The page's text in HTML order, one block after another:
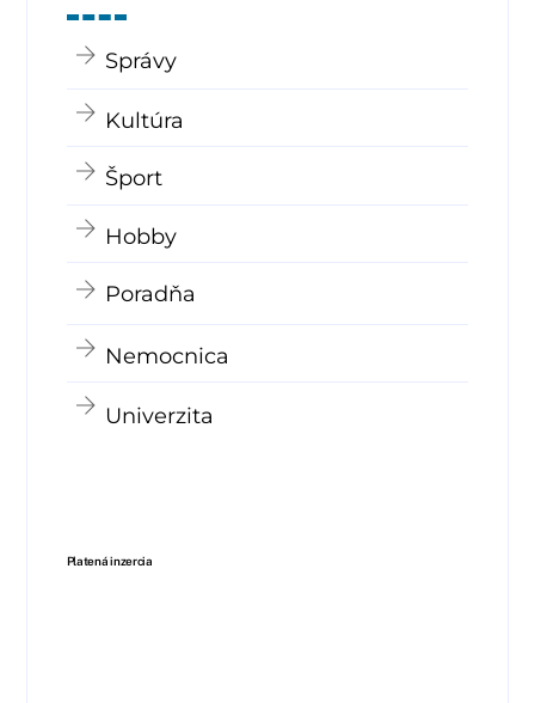
Správy
Kultúra
Šport
Hobby
Poradňa
Nemocnica
Univerzita
Platená inzercia